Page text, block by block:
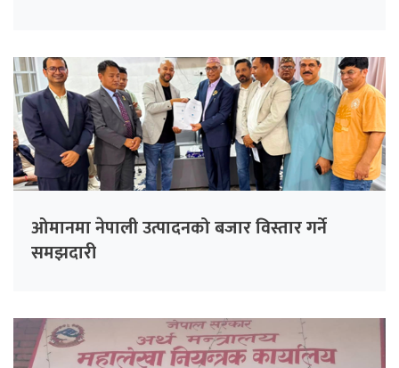
ओमानमा नेपाली उत्पादनको बजार विस्तार गर्ने
समझदारी